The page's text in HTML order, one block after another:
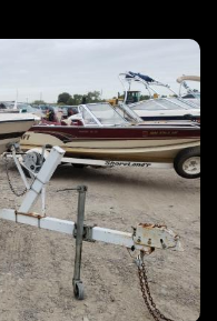
1999 год